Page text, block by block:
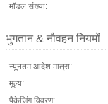
मॉडल संख्या:
भुगतान & नौवहन नियमों
न्यूनतम आदेश मात्रा:
मूल्य:
पैकेजिंग विवरण: